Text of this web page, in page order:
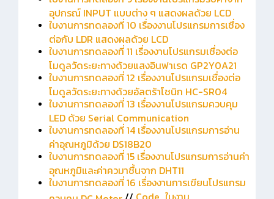
อุปกรณ์ INPUT แบบต่าง ๆ แสดงผลด้วย LCD
ใบงานการทดลองที่ 10 เรื่องงานโปรแกรมการเชื่อง
ต่อกับ LDR แสดงผลด้วย LCD
ใบงานการทดลองที่ 11 เรื่องงานโปรแกรมเชื่องต่อ
โมดูลวัดระยะทางด้วยแสงอินฟาเรด GP2Y0A21
ใบงานการทดลองที่ 12 เรื่องงานโปรแกรมเชื่องต่อ
โมดูลวัดระยะทางด้วยอัลตร้าโชนิก HC-SR04
ใบงานการทดลองที่ 13 เรื่องงานโปรแกรมควบคุม
LED ด้วย Serial Communication
ใบงานการทดลองที่ 14 เรื่องงานโปรแกรมการอ่าน
ค่าอุณหภูมิด้วย DS18B20
ใบงานการทดลองที่ 15 เรื่องงานโปรแกรมการอ่านค่า
อุณหภูมิและค่าควมาชื้นจาก DHT11
ใบงานการทดลองที่ 16 เรื่องงานการเขียนโปรแกรม